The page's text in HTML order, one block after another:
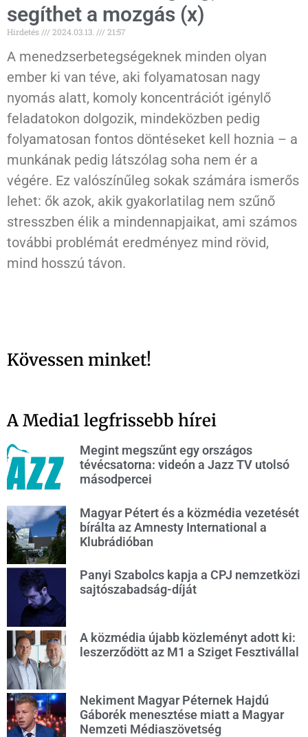
segíthet a mozgás (x)
Hirdetés 2024.03.13. 21:57
A menedzserbetegségeknek minden olyan
ember ki van téve, aki folyamatosan nagy
nyomás alatt, komoly koncentrációt igénylő
feladatokon dolgozik, mindeközben pedig
folyamatosan fontos döntéseket kell hoznia – a
munkának pedig látszólag soha nem ér a
végére. Ez valószínűleg sokak számára ismerős
lehet: ők azok, akik gyakorlatilag nem szűnő
stresszben élik a mindennapjaikat, ami számos
további problémát eredményez mind rövid,
mind hosszú távon.
Kövessen minket!
A Media1 legfrissebb hírei
Megint megszűnt egy országos
tévécsatorna: videón a Jazz TV utolsó
másodpercei
Magyar Pétert és a közmédia vezetését
bírálta az Amnesty International a
Klubrádióban
Panyi Szabolcs kapja a CPJ nemzetközi
sajtószabadság-díját
A közmédia újabb közleményt adott ki:
leszerződött az M1 a Sziget Fesztivállal
Nekiment Magyar Péternek Hajdú
Gáborék menesztése miatt a Magyar
Nemzeti Médiaszövetség